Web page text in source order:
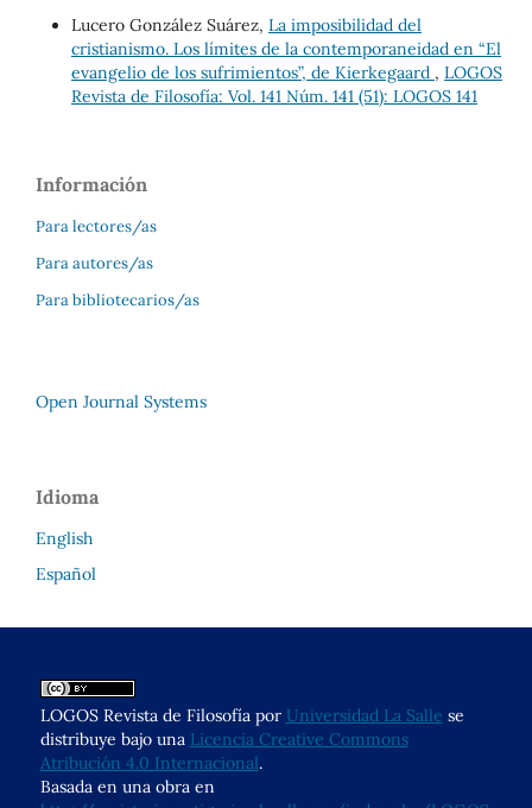
Lucero González Suárez, La imposibilidad del
cristianismo. Los límites de la contemporaneidad en “El
evangelio de los sufrimientos”, de Kierkegaard , LOGOS
Revista de Filosofía: Vol. 141 Núm. 141 (51): LOGOS 141
Información
Para lectores/as
Para autores/as
Para bibliotecarios/as
Open Journal Systems
Idioma
English
Español
LOGOS Revista de Filosofía por Universidad La Salle se
distribuye bajo una Licencia Creative Commons
Atribución 4.0 Internacional.
Basada en una obra en